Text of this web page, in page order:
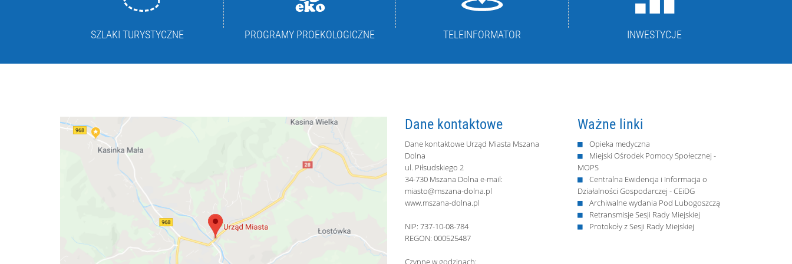
SZLAKI TURYSTYCZNE PROGRAMY PROEKOLOGICZNE TELEINFORMATOR INWESTYCJE
Dane kontaktowe
Dane kontaktowe Urząd Miasta Mszana
Dolna
ul. Piłsudskiego 2
34-730 Mszana Dolna e-mail:
miasto@mszana-dolna.pl
www.mszana-dolna.pl
NIP: 737-10-08-784
REGON: 000525487
Czynne w godzinach:
Ważne linki
Opieka medyczna
Miejski Ośrodek Pomocy Społecznej -
MOPS
Centralna Ewidencja i Informacja o
Działalności Gospodarczej - CEiDG
Archiwalne wydania Pod Lubogoszczą
Retransmisje Sesji Rady Miejskiej
Protokoły z Sesji Rady Miejskiej